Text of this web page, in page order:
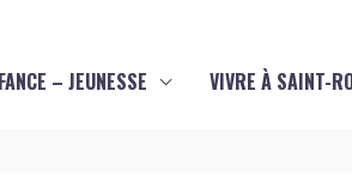
– JEUNESSE VIVRE À SAINT-